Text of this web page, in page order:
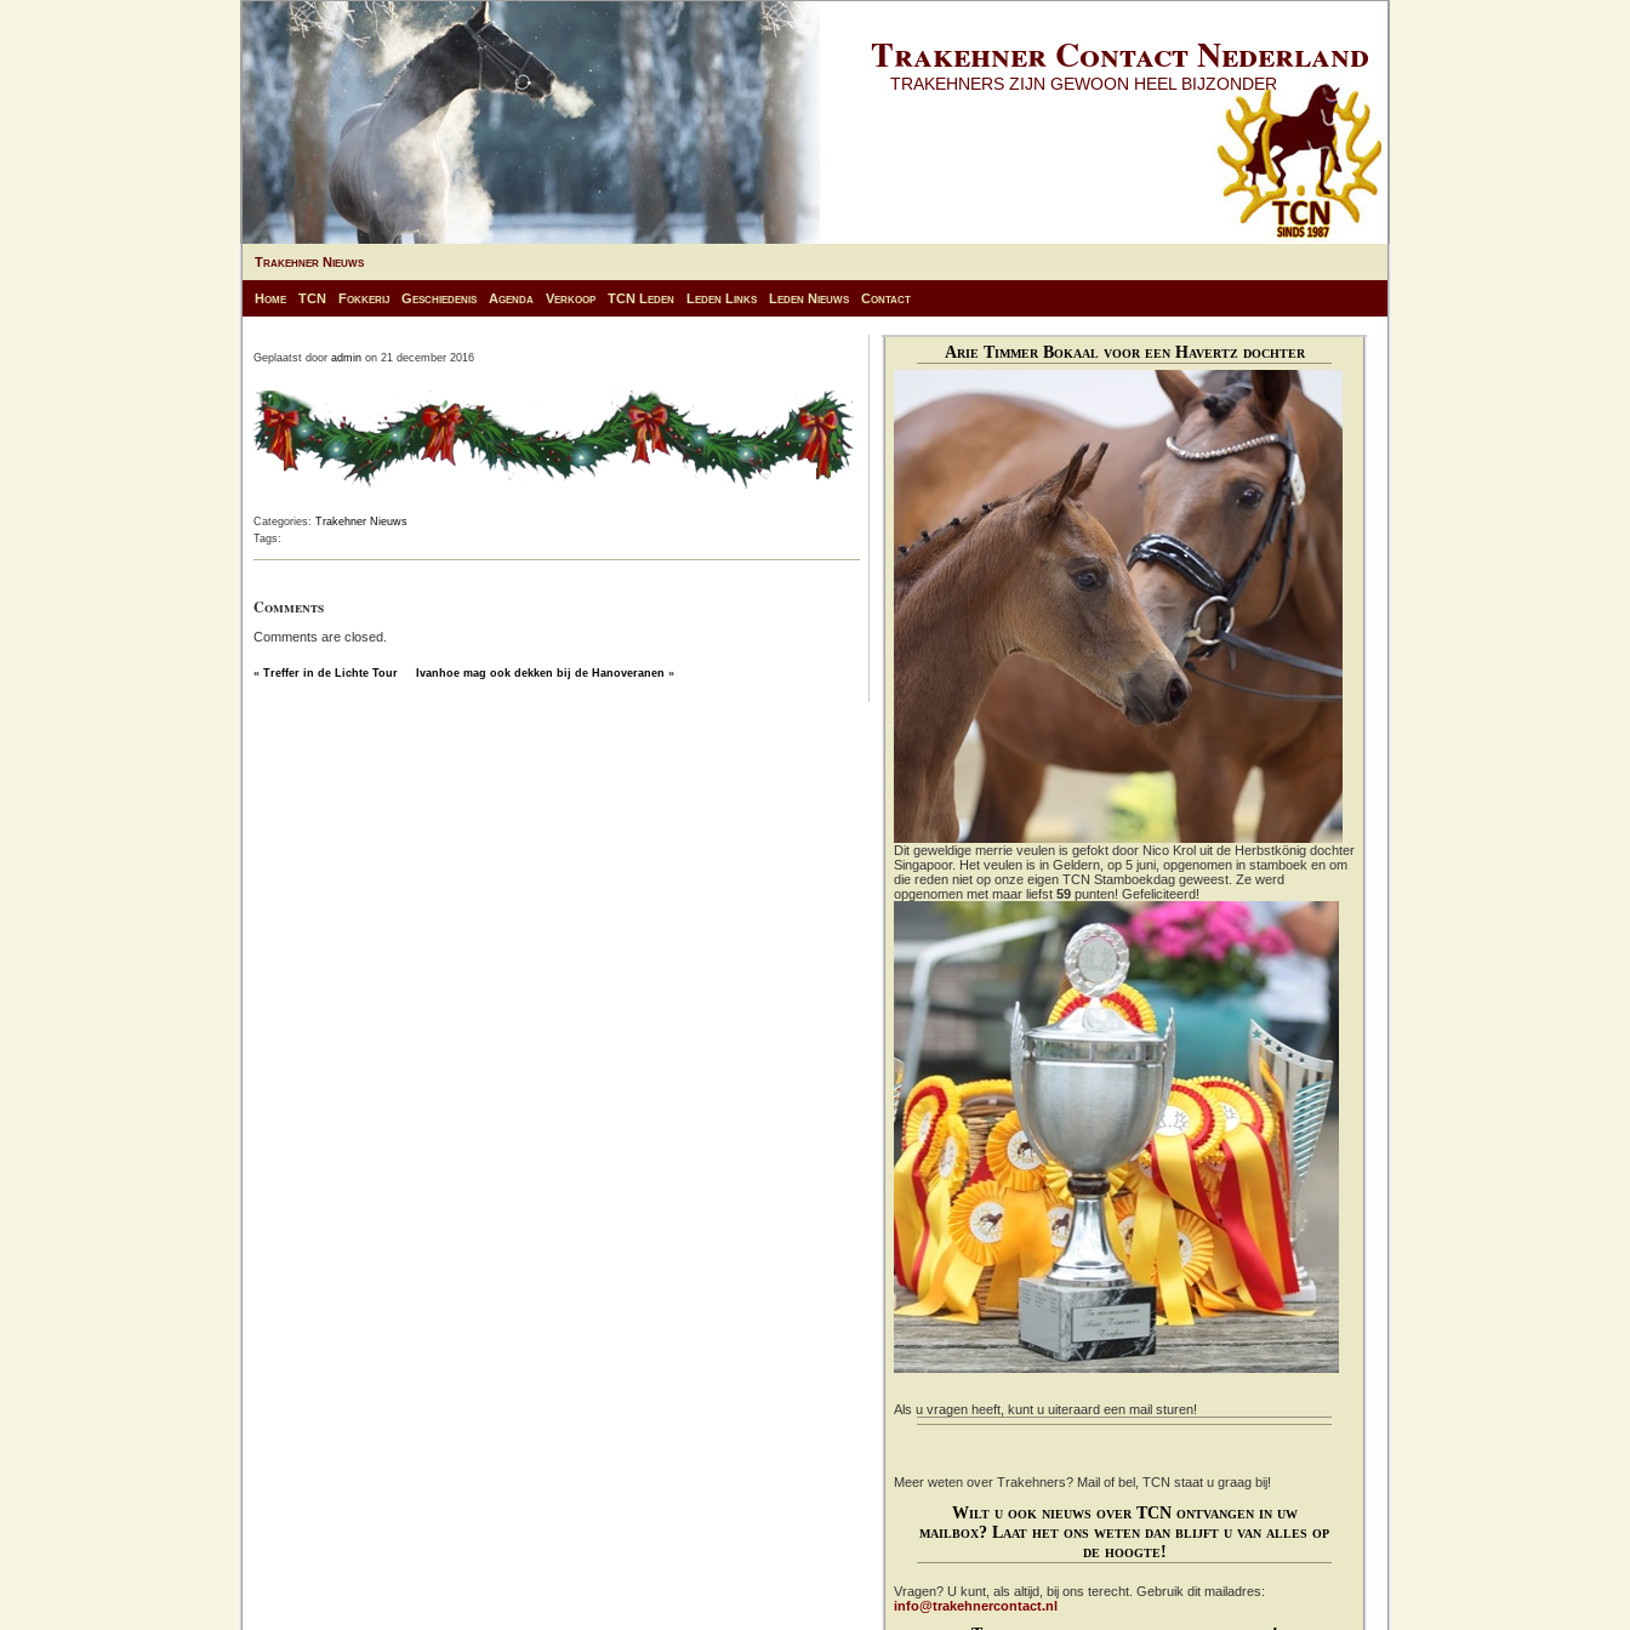
Trakehner Contact Nederland
TRAKEHNERS ZIJN GEWOON HEEL BIJZONDER
Trakehner Nieuws
Home TCN Fokkerij Geschiedenis Agenda Verkoop TCN Leden Leden Links Leden Nieuws Contact
Geplaatst door admin on 21 december 2016
Categories: Trakehner Nieuws
Tags:
Comments
Comments are closed.
« Treffer in de Lichte Tour Ivanhoe mag ook dekken bij de Hanoveranen »
Arie Timmer Bokaal voor een Havertz dochter
Dit geweldige merrie veulen is gefokt door Nico Krol uit de Herbstkönig dochter
Singapoor. Het veulen is in Geldern, op 5 juni, opgenomen in stamboek en om
die reden niet op onze eigen TCN Stamboekdag geweest. Ze werd
opgenomen met maar liefst 59 punten! Gefeliciteerd!
Als u vragen heeft, kunt u uiteraard een mail sturen!
Meer weten over Trakehners? Mail of bel, TCN staat u graag bij!
Wilt u ook nieuws over TCN ontvangen in uw
mailbox? Laat het ons weten dan blijft u van alles op
de hoogte!
Vragen? U kunt, als altijd, bij ons terecht. Gebruik dit mailadres:
info@trakehnercontact.nl